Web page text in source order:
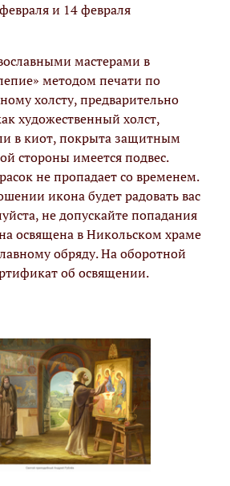
и 14 февраля
мастерами в
методом печати по
холсту, предварительно
художественный холст,
в киот, покрыта защитным
стороны имеется подвес.
не пропадает со временем.
икона будет радовать вас
не допускайте попадания
освящена в Никольском храме
обряду. На оборотной
об освящении.